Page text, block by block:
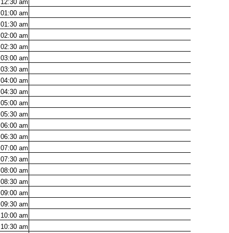
12:30 am
01:00 am
01:30 am
02:00 am
02:30 am
03:00 am
03:30 am
04:00 am
04:30 am
05:00 am
05:30 am
06:00 am
06:30 am
07:00 am
07:30 am
08:00 am
08:30 am
09:00 am
09:30 am
10:00 am
10:30 am